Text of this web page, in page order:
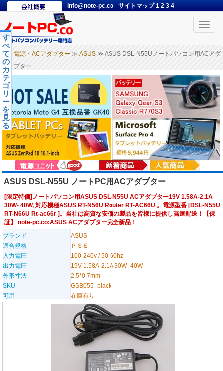
info@note-pc.co サイトマップ1 2 3 4
Toggle
電源・ACアダプター ≫ ASUS ≫ ASUS DSL-N55Uノートパソコン用ACアダ
プター
す
べ
て
の
カ
テ
ゴ
リ
ー
を
見
る
ASUS DSL-N55U ノートPC用ACアダプター
[限定特価]ノートパソコン用ASUS DSL-N55U ACアダプター19V 1.58A-2.1A
30W- 40W, 対応機種ASUS RT-N56U Router RT-AC66U 。電源型番 [DSL-N55U
RT-N66U Rt-ac66r ]。当社は高質な安価の製品を皆様に提供し高速配送！【保
証】 note-pc.co:ASUS ACアダプター完全新品！
ブランド
ASUS
適合規格
ＰＳＥ
入力電圧
100-240v / 50-60hz
出力電圧
19V 1.58A-2.1A 30W- 40W
外形寸法
2.5*0.7mm
SKU
GSB055_black
可用
在庫有り